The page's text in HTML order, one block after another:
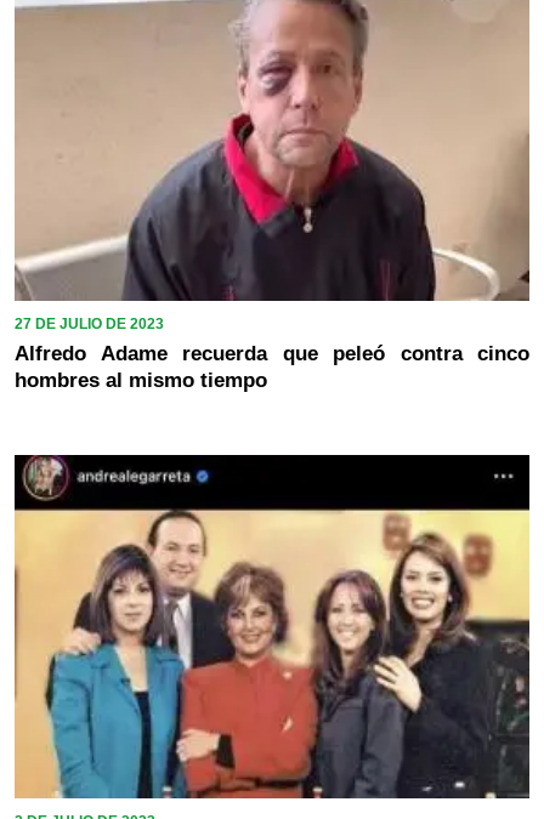
27 DE JULIO DE 2023
Alfredo Adame recuerda que peleó contra cinco
hombres al mismo tiempo